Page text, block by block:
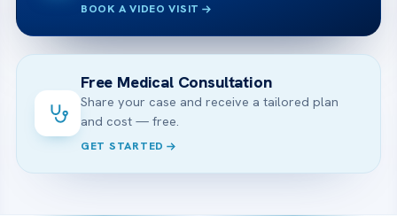
BOOK A VIDEO VISIT
Free Medical Consultation
Share your case and receive a tailored plan
and cost — free.
GET STARTED